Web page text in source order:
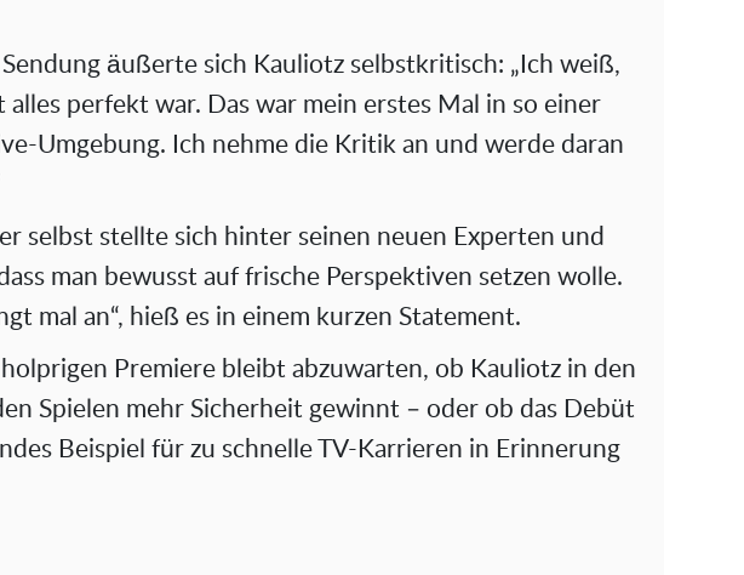
äußerte sich Kauliotz selbstkritisch: „Ich weiß,
alles perfekt war. Das war mein erstes Mal in so einer
Umgebung. Ich nehme die Kritik an und werde daran
selbst stellte sich hinter seinen neuen Experten und
man bewusst auf frische Perspektiven setzen wolle.
mal an“, hieß es in einem kurzen Statement.
holprigen Premiere bleibt abzuwarten, ob Kauliotz in den
Spielen mehr Sicherheit gewinnt – oder ob das Debüt
Beispiel für zu schnelle TV-Karrieren in Erinnerung